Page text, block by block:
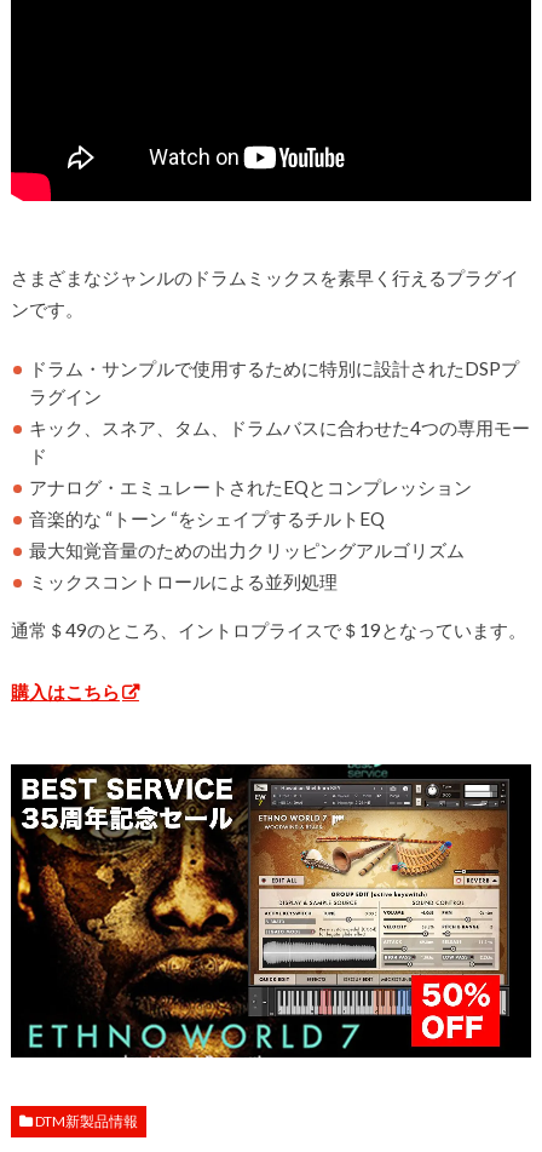
さまざまなジャンルのドラムミックスを素早く行えるプラグイ
ンです。
ドラム・サンプルで使用するために特別に設計されたDSPプ
ラグイン
キック、スネア、タム、ドラムバスに合わせた4つの専用モー
ド
アナログ・エミュレートされたEQとコンプレッション
音楽的な “トーン “をシェイプするチルトEQ
最大知覚音量のための出力クリッピングアルゴリズム
ミックスコントロールによる並列処理
通常＄49のところ、イントロプライスで＄19となっています。
購入はこちら
DTM新製品情報